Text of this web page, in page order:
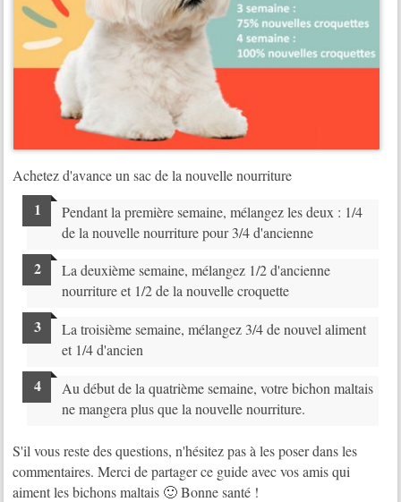
Achetez d'avance un sac de la nouvelle nourriture
Pendant la première semaine, mélangez les deux : 1/4
de la nouvelle nourriture pour 3/4 d'ancienne
La deuxième semaine, mélangez 1/2 d'ancienne
nourriture et 1/2 de la nouvelle croquette
La troisième semaine, mélangez 3/4 de nouvel aliment
et 1/4 d'ancien
Au début de la quatrième semaine, votre bichon maltais
ne mangera plus que la nouvelle nourriture.
S'il vous reste des questions, n'hésitez pas à les poser dans les
commentaires. Merci de partager ce guide avec vos amis qui
aiment les bichons maltais 🙂 Bonne santé !